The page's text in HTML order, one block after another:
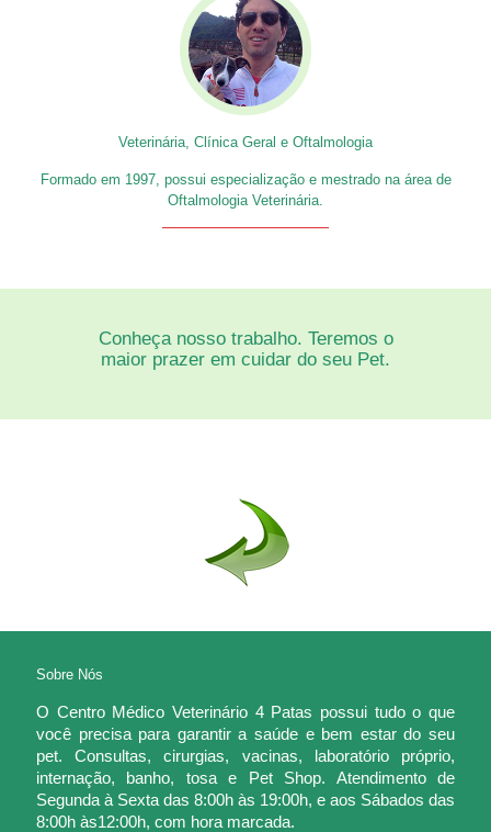
Veterinária, Clínica Geral e Oftalmologia
Formado em 1997, possui especialização e mestrado na área de
Oftalmologia Veterinária.
Conheça nosso trabalho. Teremos o
maior prazer em cuidar do seu Pet.
Sobre Nós
O Centro Médico Veterinário 4 Patas possui tudo o que
você precisa para garantir a saúde e bem estar do seu
pet. Consultas, cirurgias, vacinas, laboratório próprio,
internação, banho, tosa e Pet Shop. Atendimento de
Segunda à Sexta das 8:00h às 19:00h, e aos Sábados das
8:00h às12:00h, com hora marcada.